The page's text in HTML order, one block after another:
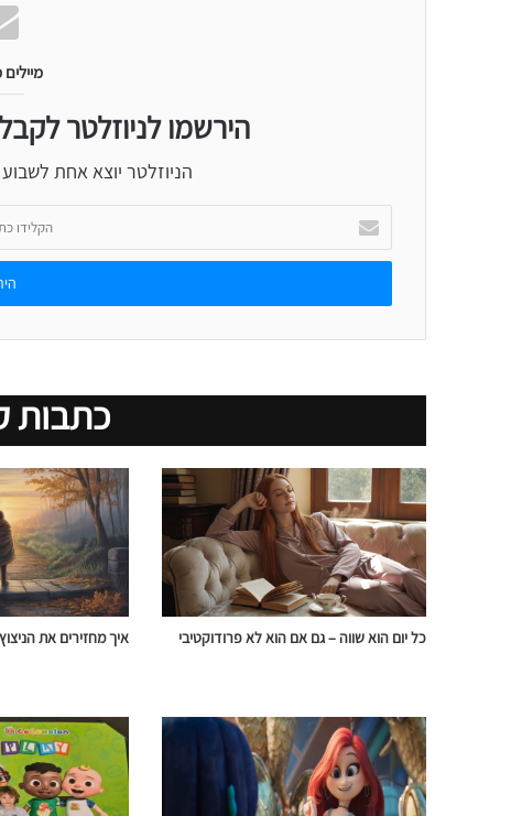
הירשמו לניוזלטר
הניוזלטר יוצא אחת
הקלידו
כתובת
אימייל
כתבות
כל יום הוא שווה – גם אם הוא לא פרודוקטיבי איך מחזירים את